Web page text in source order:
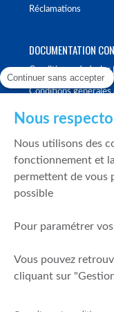
Réclamations
DOCUMENTATION
Conditions générales
Conditions
Politique de
Politique de
Fonds de garantie
Mentions légales
Prévention de la
Continuer sans accepter
Nous
Nous utilisons des
fonctionnement et
permettent de vous
possible
Pour paramétrer
Vous pouvez
cliquant sur